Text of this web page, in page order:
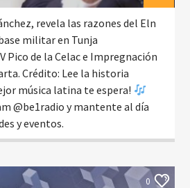
revela las razones del Eln
militar en Tunja
Pico de la Celac e Impregnación
Crédito: Lee la historia
música latina te espera!
@be1radio y mantente al día
y eventos.
0